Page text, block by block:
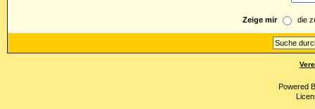
Zeige mir die
Powered